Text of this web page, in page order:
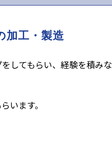
加工・製造
してもらい、経験を積みな
います。